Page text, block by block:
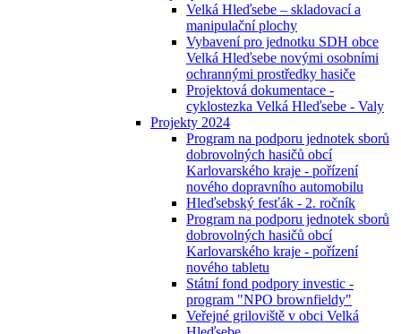
Velká Hleďsebe – skladovací a
manipulační plochy
Vybavení pro jednotku SDH obce
Velká Hleďsebe novými osobními
ochrannými prostředky hasiče
Projektová dokumentace -
cyklostezka Velká Hleďsebe - Valy
Projekty 2024
Program na podporu jednotek sborů
dobrovolných hasičů obcí
Karlovarského kraje - pořízení
nového dopravního automobilu
Hleďsebský fesťák - 2. ročník
Program na podporu jednotek sborů
dobrovolných hasičů obcí
Karlovarského kraje - pořízení
nového tabletu
Státní fond podpory investic -
program "NPO brownfieldy"
Veřejné griloviště v obci Velká